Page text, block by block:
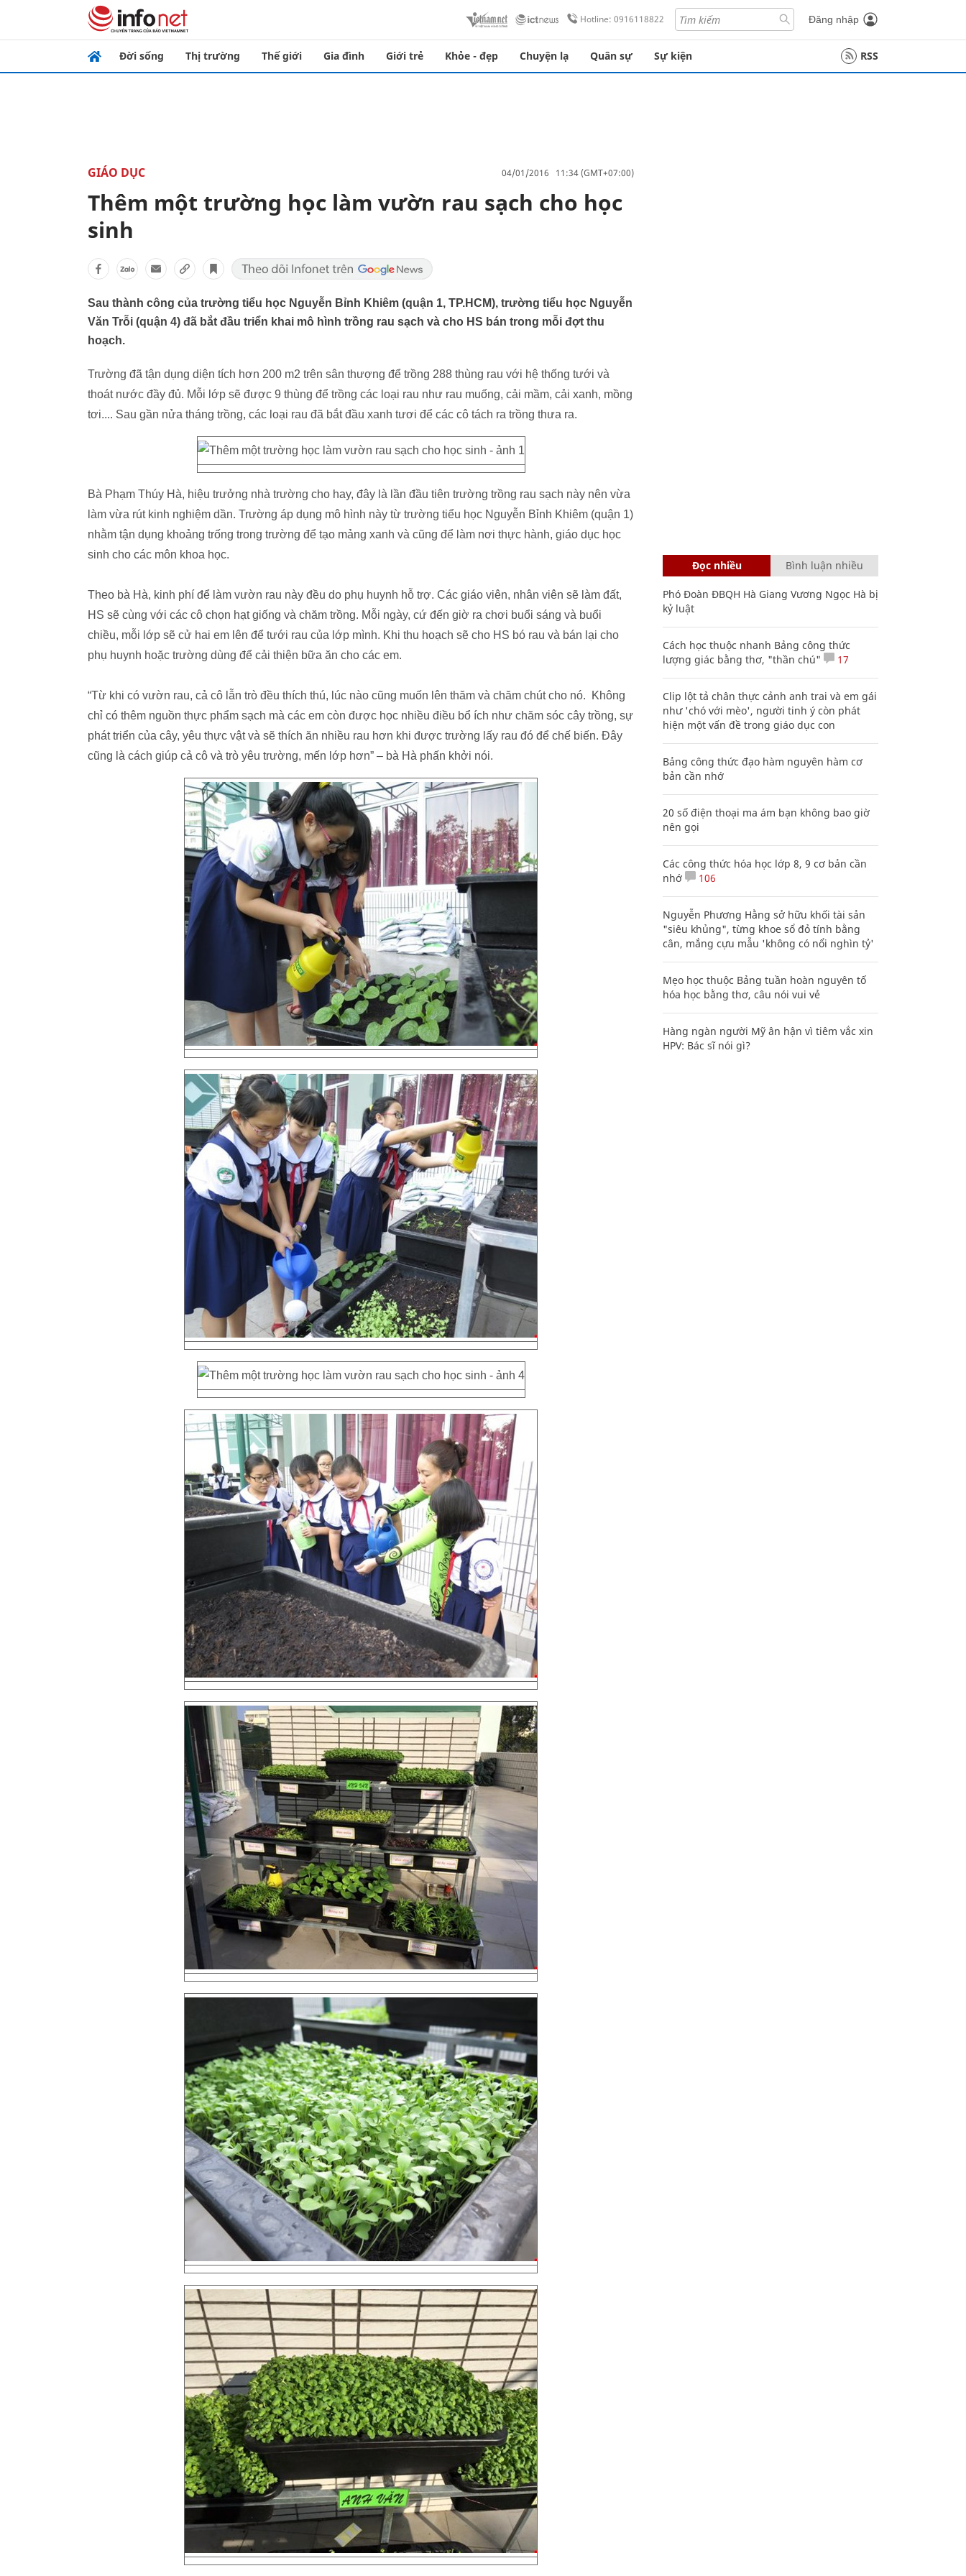
Hotline: 0916118822 Đăng nhập
Đời sống Thị trường Thế giới Gia đình Giới trẻ Khỏe - đẹp Chuyện lạ Quân sự Sự kiện RSS
GIÁO DỤC 04/01/2016 11:34 (GMT+07:00)
Thêm một trường học làm vườn rau sạch cho học
sinh
Sau thành công của trường tiểu học Nguyễn Bỉnh Khiêm (quận 1, TP.HCM), trường tiểu học Nguyễn
Văn Trỗi (quận 4) đã bắt đầu triển khai mô hình trồng rau sạch và cho HS bán trong mỗi đợt thu
hoạch.
Trường đã tận dụng diện tích hơn 200 m2 trên sân thượng để trồng 288 thùng rau với hệ thống tưới và
thoát nước đầy đủ. Mỗi lớp sẽ được 9 thùng để trồng các loại rau như rau muống, cải mầm, cải xanh, mồng
tơi.... Sau gần nửa tháng trồng, các loại rau đã bắt đầu xanh tươi để các cô tách ra trồng thưa ra.
Bà Phạm Thúy Hà, hiệu trưởng nhà trường cho hay, đây là lần đầu tiên trường trồng rau sạch này nên vừa
làm vừa rút kinh nghiệm dần. Trường áp dụng mô hình này từ trường tiểu học Nguyễn Bỉnh Khiêm (quận 1)
nhằm tận dụng khoảng trống trong trường để tạo mảng xanh và cũng để làm nơi thực hành, giáo dục học
sinh cho các môn khoa học.
Theo bà Hà, kinh phí để làm vườn rau này đều do phụ huynh hỗ trợ. Các giáo viên, nhân viên sẽ làm đất,
HS sẽ cùng với các cô chọn hạt giống và chăm trồng. Mỗi ngày, cứ đến giờ ra chơi buổi sáng và buổi
chiều, mỗi lớp sẽ cử hai em lên để tưới rau của lớp mình. Khi thu hoạch sẽ cho HS bó rau và bán lại cho
phụ huynh hoặc trường dùng để cải thiện bữa ăn cho các em.
“Từ khi có vườn rau, cả cô lẫn trò đều thích thú, lúc nào cũng muốn lên thăm và chăm chút cho nó. Không
chỉ có thêm nguồn thực phẩm sạch mà các em còn được học nhiều điều bổ ích như chăm sóc cây trồng, sự
phát triển của cây, yêu thực vật và sẽ thích ăn nhiều rau hơn khi được trường lấy rau đó để chế biến. Đây
cũng là cách giúp cả cô và trò yêu trường, mến lớp hơn” – bà Hà phấn khởi nói.
Đọc nhiều Bình luận nhiều
Phó Đoàn ĐBQH Hà Giang Vương Ngọc Hà bị
kỷ luật
Cách học thuộc nhanh Bảng công thức
lượng giác bằng thơ, "thần chú"
17
Clip lột tả chân thực cảnh anh trai và em gái
như 'chó với mèo', người tinh ý còn phát
hiện một vấn đề trong giáo dục con
Bảng công thức đạo hàm nguyên hàm cơ
bản cần nhớ
20 số điện thoại ma ám bạn không bao giờ
nên gọi
Các công thức hóa học lớp 8, 9 cơ bản cần
nhớ
106
Nguyễn Phương Hằng sở hữu khối tài sản
"siêu khủng", từng khoe sổ đỏ tính bằng
cân, mắng cựu mẫu 'không có nổi nghìn tỷ'
Mẹo học thuộc Bảng tuần hoàn nguyên tố
hóa học bằng thơ, câu nói vui vẻ
Hàng ngàn người Mỹ ân hận vì tiêm vắc xin
HPV: Bác sĩ nói gì?